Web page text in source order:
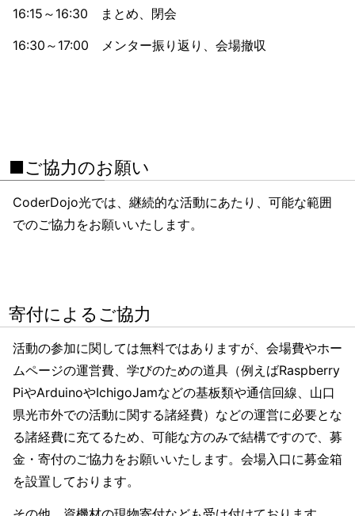
16:15～16:30 まとめ、閉会
16:30～17:00 メンター振り返り、会場撤収
■ご協力のお願い
CoderDojo光では、継続的な活動にあたり、可能な範囲
でのご協力をお願いいたします。
寄付によるご協力
活動の参加に関しては無料ではありますが、会場費やホー
ムページの運営費、学びのための道具（例えばRaspberry
PiやArduinoやIchigoJamなどの基板類や通信回線、山口
県光市外での活動に関する諸経費）などの運営に必要とな
る諸経費に充てるため、可能な方のみで結構ですので、募
金・寄付のご協力をお願いいたします。会場入口に募金箱
を設置しております。